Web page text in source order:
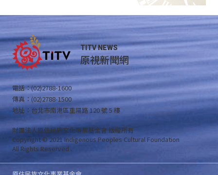
TITV NEWS
原視新聞網
電話：(02)2788-1600
傳真：(02)2788-1500
地址：台北市南港區重陽路 120 號 5 樓
財團法人原住民族文化事業基金會 版權所有
Copyright © 2021 Indigenous Peoples Cultural Foundation
All Rights Reserved .